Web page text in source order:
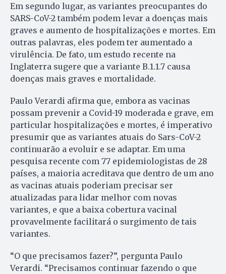
Em segundo lugar, as variantes preocupantes do
SARS-CoV-2 também podem levar a doenças mais
graves e aumento de hospitalizações e mortes. Em
outras palavras, eles podem ter aumentado a
virulência. De fato, um estudo recente na
Inglaterra sugere que a variante B.1.1.7 causa
doenças mais graves e mortalidade.
Paulo Verardi afirma que, embora as vacinas
possam prevenir a Covid-19 moderada e grave, em
particular hospitalizações e mortes, é imperativo
presumir que as variantes atuais do Sars-CoV-2
continuarão a evoluir e se adaptar. Em uma
pesquisa recente com 77 epidemiologistas de 28
países, a maioria acreditava que dentro de um ano
as vacinas atuais poderiam precisar ser
atualizadas para lidar melhor com novas
variantes, e que a baixa cobertura vacinal
provavelmente facilitará o surgimento de tais
variantes.
“O que precisamos fazer?”, pergunta Paulo
Verardi. “Precisamos continuar fazendo o que